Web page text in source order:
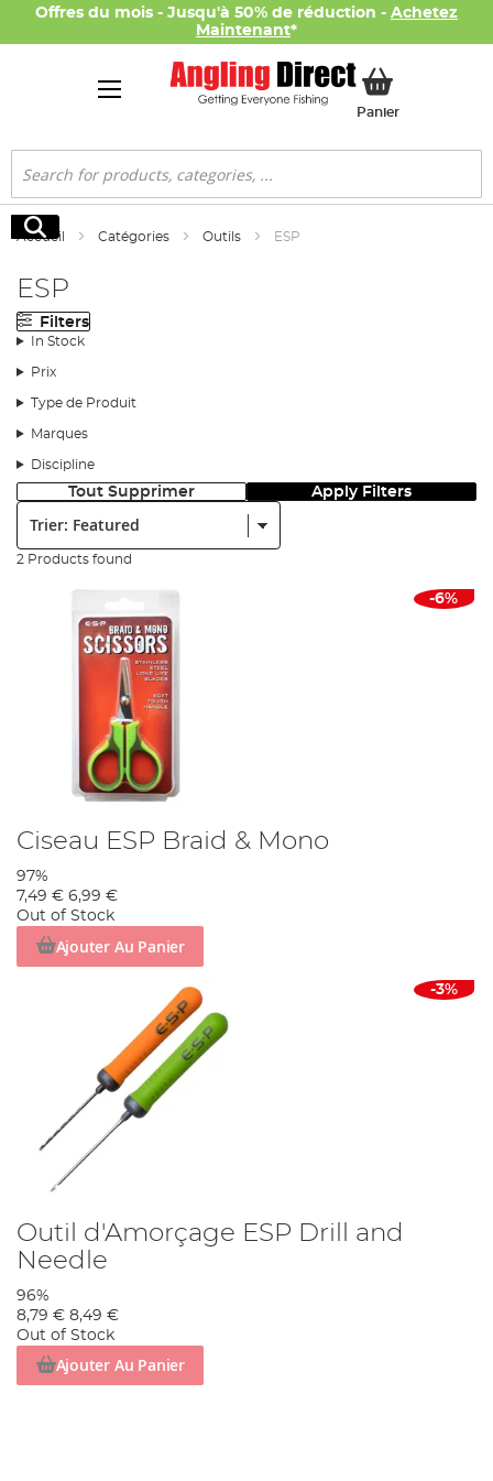
Offres du mois - Jusqu'à 50% de réduction - Achetez
Maintenant*
PanierMon panier
Rechercher
Rechercher
Accueil Catégories Outils ESP
ESP
Filters
In Stock
Prix
Type de Produit
Marques
Discipline
Tout Supprimer Apply Filters
2 Products found
-6%
Ciseau ESP Braid & Mono
97%
7,49 € 6,99 €
Out of Stock
Ajouter Au Panier
-3%
Outil d'Amorçage ESP Drill and
Needle
96%
8,79 € 8,49 €
Out of Stock
Ajouter Au Panier